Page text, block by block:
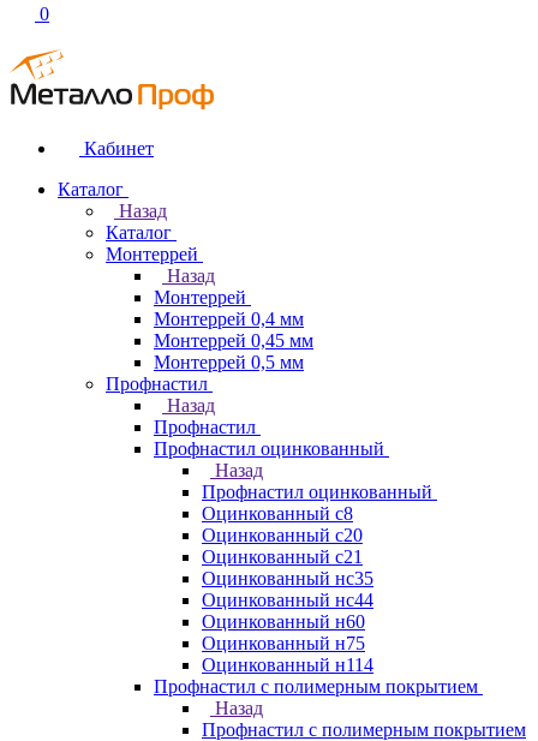
0
Кабинет
Каталог
Назад
Каталог
Монтеррей
Назад
Монтеррей
Монтеррей 0,4 мм
Монтеррей 0,45 мм
Монтеррей 0,5 мм
Профнастил
Назад
Профнастил
Профнастил оцинкованный
Назад
Профнастил оцинкованный
Оцинкованный с8
Оцинкованный с20
Оцинкованный с21
Оцинкованный нс35
Оцинкованный нс44
Оцинкованный н60
Оцинкованный н75
Оцинкованный н114
Профнастил с полимерным покрытием
Назад
Профнастил с полимерным покрытием